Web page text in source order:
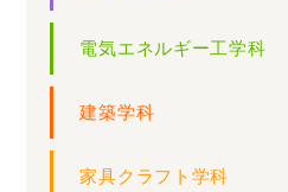
電気エネルギー工学科
建築学科
家具クラフト学科